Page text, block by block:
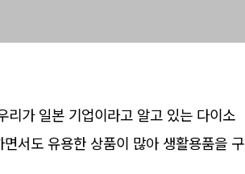
가 일본 기업이라고 알고 있는 다이소
서도 유용한 상품이 많아 생활용품을 구